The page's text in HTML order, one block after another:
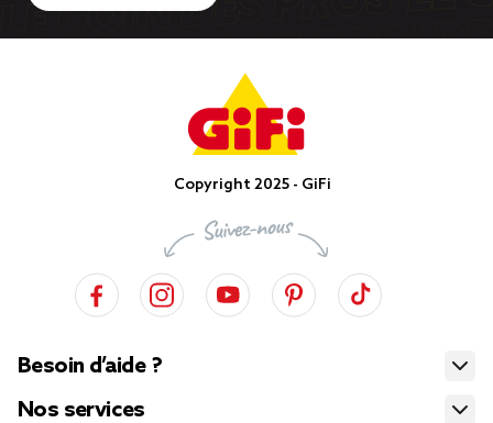
Copyright 2025 - GiFi
Besoin d’aide ?
Nos services